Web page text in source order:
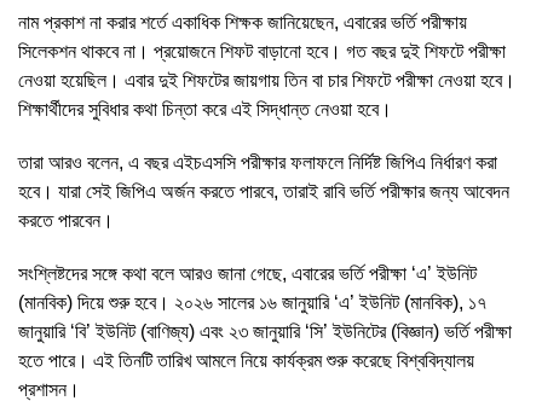
নাম প্রকাশ না করার শর্তে একাধিক শিক্ষক জানিয়েছেন, এবারের ভর্তি পরীক্ষায়
সিলেকশন থাকবে না। প্রয়োজনে শিফট বাড়ানো হবে। গত বছর দুই শিফটে পরীক্ষা
নেওয়া হয়েছিল। এবার দুই শিফটের জায়গায় তিন বা চার শিফটে পরীক্ষা নেওয়া হবে।
শিক্ষার্থীদের সুবিধার কথা চিন্তা করে এই সিদ্ধান্ত নেওয়া হবে।
তারা আরও বলেন, এ বছর এইচএসসি পরীক্ষার ফলাফলে নির্দিষ্ট জিপিএ নির্ধারণ করা
হবে। যারা সেই জিপিএ অর্জন করতে পারবে, তারাই রাবি ভর্তি পরীক্ষার জন্য আবেদন
করতে পারবেন।
সংশ্লিষ্টদের সঙ্গে কথা বলে আরও জানা গেছে, এবারের ভর্তি পরীক্ষা ‘এ’ ইউনিট
(মানবিক) দিয়ে শুরু হবে। ২০২৬ সালের ১৬ জানুয়ারি ‘এ’ ইউনিট (মানবিক), ১৭
জানুয়ারি ‘বি’ ইউনিট (বাণিজ্য) এবং ২৩ জানুয়ারি ‘সি’ ইউনিটের (বিজ্ঞান) ভর্তি পরীক্ষা
হতে পারে। এই তিনটি তারিখ আমলে নিয়ে কার্যক্রম শুরু করেছে বিশ্ববিদ্যালয়
প্রশাসন।